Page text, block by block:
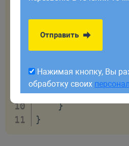
{
return
->
->
}
}
обработку своих
Отправить
Нажимая кнопку, Вы
обработку своих